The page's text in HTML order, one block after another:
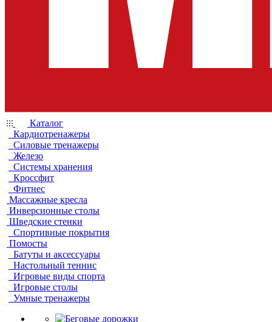
Каталог
Кардиотренажеры
Силовые тренажеры
Железо
Системы хранения
Кроссфит
Фитнес
Массажные кресла
Инверсионные столы
Шведские стенки
Спортивные покрытия
Помосты
Батуты и аксессуары
Настольный теннис
Игровые виды спорта
Игровые столы
Умные тренажеры